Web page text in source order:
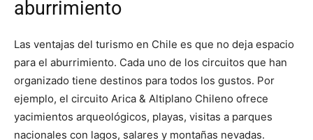
aburrimiento
Las ventajas del turismo en Chile es que no deja espacio
para el aburrimiento. Cada uno de los circuitos que han
organizado tiene destinos para todos los gustos. Por
ejemplo, el circuito Arica & Altiplano Chileno ofrece
yacimientos arqueológicos, playas, visitas a parques
nacionales con lagos, salares y montañas nevadas.